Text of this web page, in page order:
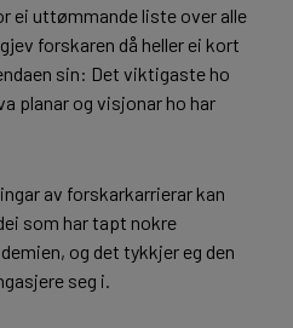
ei uttømmande liste over alle
forskaren då heller ei kort
sin: Det viktigaste ho
planar og visjonar ho har
av forskarkarrierar kan
som har tapt nokre
og det tykkjer eg den
seg i.